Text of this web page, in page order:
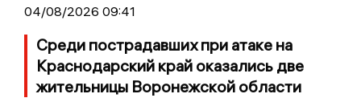
04/08/2026 09:41
Среди пострадавших при атаке на
Краснодарский край оказались две
жительницы Воронежской области